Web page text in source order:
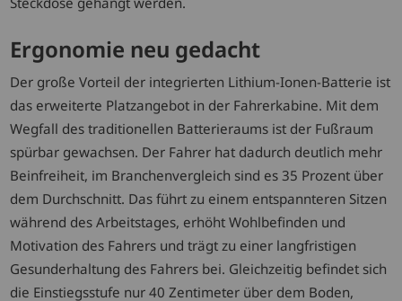
Ergonomie neu gedacht
Der große Vorteil der integrierten Lithium-Ionen-Batterie ist
das erweiterte Platzangebot in der Fahrerkabine. Mit dem
Wegfall des traditionellen Batterieraums ist der Fußraum
spürbar gewachsen. Der Fahrer hat dadurch deutlich mehr
Beinfreiheit, im Branchenvergleich sind es 35 Prozent über
dem Durchschnitt. Das führt zu einem entspannteren Sitzen
während des Arbeitstages, erhöht Wohlbefinden und
Motivation des Fahrers und trägt zu einer langfristigen
Gesunderhaltung des Fahrers bei. Gleichzeitig befindet sich
die Einstiegsstufe nur 40 Zentimeter über dem Boden,